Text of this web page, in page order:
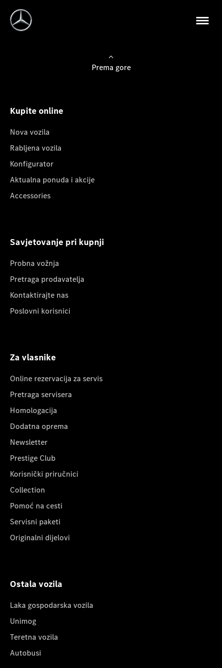
Prema gore
Kupite online
Nova vozila
Rabljena vozila
Konfigurator
Aktualna ponuda i akcije
Accessories
Savjetovanje pri kupnji
Probna vožnja
Pretraga prodavatelja
Kontaktirajte nas
Poslovni korisnici
Za vlasnike
Online rezervacija za servis
Pretraga servisera
Homologacija
Dodatna oprema
Newsletter
Prestige Club
Korisnički priručnici
Collection
Pomoć na cesti
Servisni paketi
Originalni dijelovi
Ostala vozila
Laka gospodarska vozila
Unimog
Teretna vozila
Autobusi